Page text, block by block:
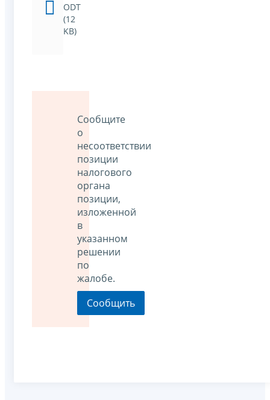
ODT
(12
KB)
Сообщите
о
несоответствии
позиции
налогового
органа
позиции,
изложенной
в
указанном
решении
по
жалобе.